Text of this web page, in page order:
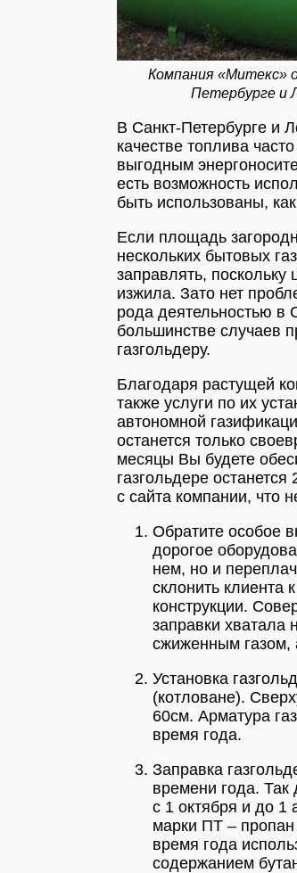
Компания «Митекс»
Петербурге и
В Санкт-Петербурге и
качестве топлива
выгодным
есть возможность
быть использованы,
Если площадь
нескольких бытовых
заправлять, поскольку
изжила. Зато нет
рода деятельностью в
большинстве случаев
газгольдеру.
Благодаря растущей
также услуги по их
автономной
останется только
месяцы Вы будете
газгольдере
с сайта компании, что
Обратите особое
дорогое
нем, но и
склонить клиента
конструкции.
заправки хватала
сжиженным газом,
Установка
(котловане).
60см. Арматура
время года.
Заправка
времени года. Так
с 1 октября и до 1
марки ПТ –
время года
содержанием